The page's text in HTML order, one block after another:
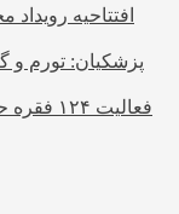
افتتاحیه
پزشکیان: تورم و
فعالیت